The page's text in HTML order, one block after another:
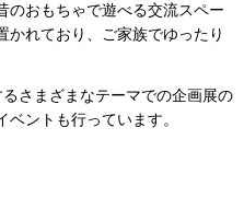
のおもちゃで遊べる交流スペー
かれており、ご家族でゆったり
さまざまなテーマでの企画展の
ントも行っています。